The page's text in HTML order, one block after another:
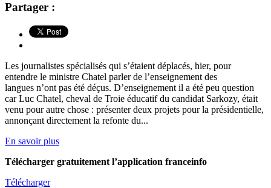
Partager :
Les journalistes spécialisés qui s’étaient déplacés, hier, pour
entendre le ministre Chatel parler de l’enseignement des
langues n’ont pas été déçus. D’enseignement il a été peu question
car Luc Chatel, cheval de Troie éducatif du candidat Sarkozy, était
venu pour autre chose : présenter deux projets pour la présidentielle,
annonçant directement la refonte du...
En savoir plus
Télécharger gratuitement l’application franceinfo
Télécharger